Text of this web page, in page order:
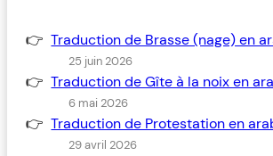
Traduction de Brasse (nage) en
25 juin 2026
Traduction de Gîte à la noix en
6 mai 2026
Traduction de Protestation en
29 avril 2026